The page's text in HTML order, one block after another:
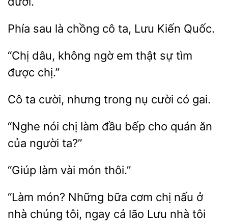
Phía sau là cô ta, Quốc.
“Chị dâu, không ngờ
thật sự
chị.”
ta nhưng trong nụ cười gai.
“Nghe chị làm bếp cho
ăn
của người ta?”
món thôi.”
“Làm món? Những bữa
chị nấu ở
nhà chúng tôi, ngay cả lão Lưu nhà tôi